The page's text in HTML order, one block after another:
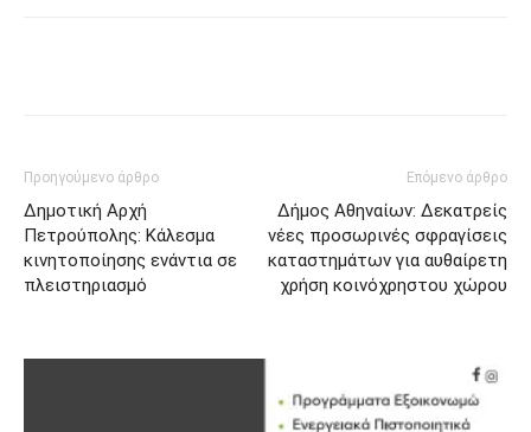
Προηγούμενο άρθρο
Δημοτική Αρχή
Πετρούπολης: Κάλεσμα
κινητοποίησης ενάντια σε
πλειστηριασμό
Επόμενο άρθρο
Δήμος Αθηναίων: Δεκατρείς
νέες προσωρινές σφραγίσεις
καταστημάτων για αυθαίρετη
χρήση κοινόχρηστου χώρου